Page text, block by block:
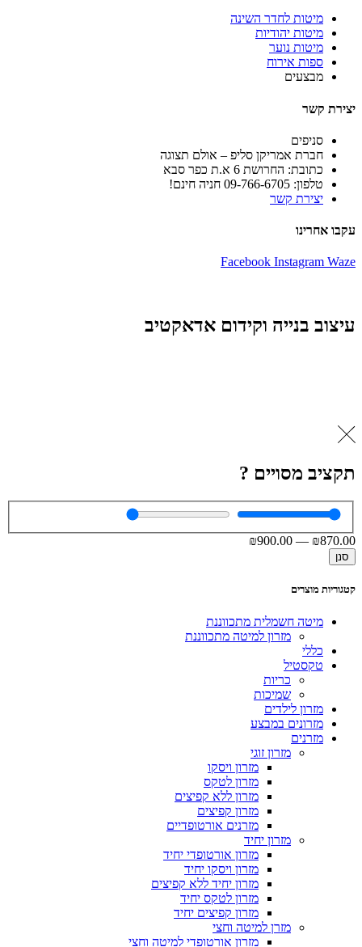
מיטות לחדר השינה
מיטות יהודיות
מיטות נוער
ספות אירוח
מבצעים
יצירת קשר
סניפים
חברת אמריקן סליפ – אולם תצוגה
כתובת: החרושת 6 א.ת כפר סבא
טלפון: 09-766-6705 חניה חינם!
יצירת קשר
עקבו אחרינו
Facebook Instagram Waze
עיצוב בנייה וקידום אדאקטיב
תקציב מסויים ?
₪870.00
—
₪900.00
סנן
קטגוריות מוצרים
מיטה חשמלית מתכווננת
מזרון למיטה מתכווננת
כללי
טקסטיל
כריות
שמיכות
מזרון לילדים
מזרונים במבצע
מזרנים
מזרון זוגי
מזרון ויסקו
מזרון לטקס
מזרון ללא קפיצים
מזרון קפיצים
מזרנים אורטופדיים
מזרון יחיד
מזרון אורטופדי יחיד
מזרון ויסקו יחיד
מזרון יחיד ללא קפיצים
מזרון לטקס יחיד
מזרון קפיצים יחיד
מזרן למיטה וחצי
מזרון אורטופדי למיטה וחצי